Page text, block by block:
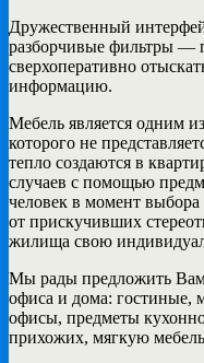
Дружественный
разборчивые фильтры —
сверхоперативно
информацию.
Мебель является одним
которого не
тепло создаются в
случаев с помощью
человек в момент выбора
от прискучивших
жилища свою
Мы рады предложить
офиса и дома: гостиные,
офисы, предметы
прихожих, мягкую